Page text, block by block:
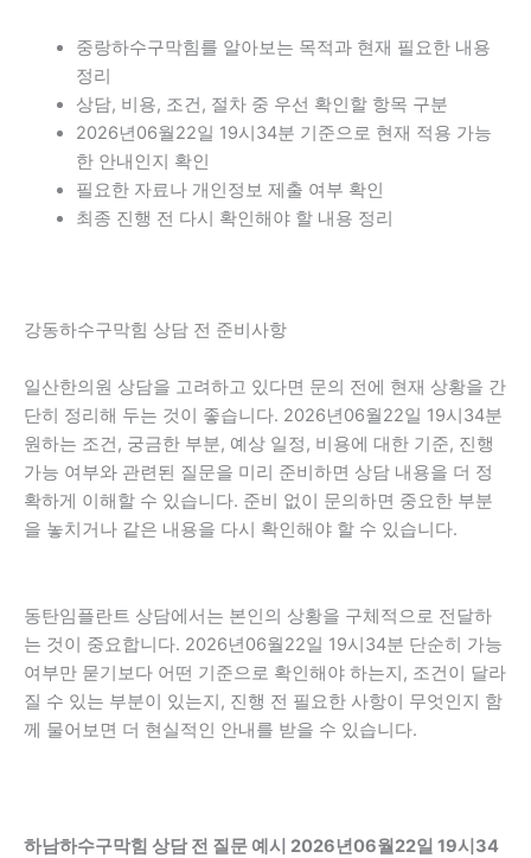
중랑하수구막힘를 알아보는 목적과 현재 필요한 내용
정리
상담, 비용, 조건, 절차 중 우선 확인할 항목 구분
2026년06월22일 19시34분 기준으로 현재 적용 가능
한 안내인지 확인
필요한 자료나 개인정보 제출 여부 확인
최종 진행 전 다시 확인해야 할 내용 정리
강동하수구막힘 상담 전 준비사항
일산한의원 상담을 고려하고 있다면 문의 전에 현재 상황을 간
단히 정리해 두는 것이 좋습니다. 2026년06월22일 19시34분
원하는 조건, 궁금한 부분, 예상 일정, 비용에 대한 기준, 진행
가능 여부와 관련된 질문을 미리 준비하면 상담 내용을 더 정
확하게 이해할 수 있습니다. 준비 없이 문의하면 중요한 부분
을 놓치거나 같은 내용을 다시 확인해야 할 수 있습니다.
동탄임플란트 상담에서는 본인의 상황을 구체적으로 전달하
는 것이 중요합니다. 2026년06월22일 19시34분 단순히 가능
여부만 묻기보다 어떤 기준으로 확인해야 하는지, 조건이 달라
질 수 있는 부분이 있는지, 진행 전 필요한 사항이 무엇인지 함
께 물어보면 더 현실적인 안내를 받을 수 있습니다.
하남하수구막힘 상담 전 질문 예시 2026년06월22일 19시34